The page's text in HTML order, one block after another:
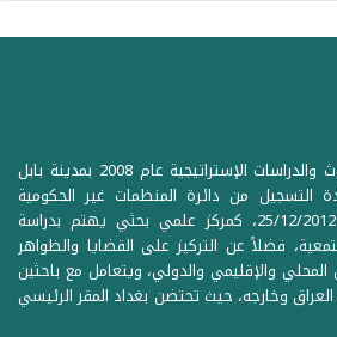
تأسس مركز حمورابي للبحوث والدراسات الإستراتيجية عام 2008 بمدينة بابل
من دائرة المنظمات غير الحكومية
المرقمة ((1Z71874 بتاريخ 25/12/2012، كمركز علمي بحثي يهتم بدراسة
فضلاً عن التركيز على القضايا والظواهر
المحلي والإقليمي والدولي، ويتعامل مع باحثين
وخارجه، حيث تحتضن بغداد المقر الرئيسي